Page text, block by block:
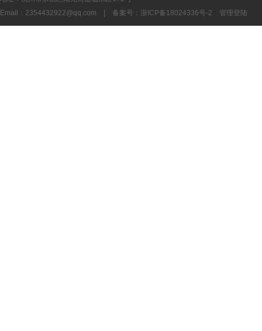
Email： 2354432922@qq.com | 备案号： 浙ICP备18024336号-2 管理登陆